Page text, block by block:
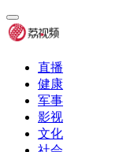
直播
健康
军事
影视
文化